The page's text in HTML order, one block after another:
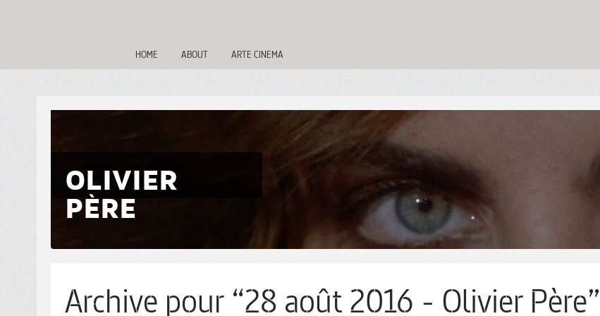
HOME ABOUT ARTE CINEMA
OLIVIER
PÈRE
Archive pour “28 août 2016 - Olivier Père”